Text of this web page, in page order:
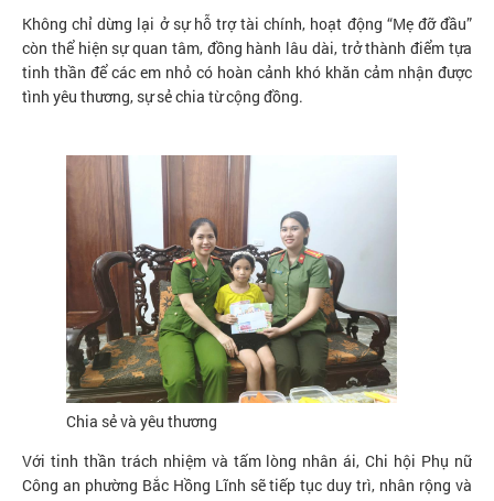
Không chỉ dừng lại ở sự hỗ trợ tài chính, hoạt động “Mẹ đỡ đầu”
còn thể hiện sự quan tâm, đồng hành lâu dài, trở thành điểm tựa
tinh thần để các em nhỏ có hoàn cảnh khó khăn cảm nhận được
tình yêu thương, sự sẻ chia từ cộng đồng.
Chia sẻ và yêu thương
Với tinh thần trách nhiệm và tấm lòng nhân ái, Chi hội Phụ nữ
Công an phường Bắc Hồng Lĩnh sẽ tiếp tục duy trì, nhân rộng và